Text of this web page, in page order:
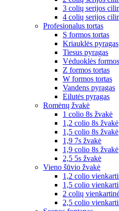
3 colių serijos
4 colių serijos
Profesionalus tortas
S formos tortas
Kriauklės pyragas
Tiesus pyragas
Vėduoklės
Z formos tortas
W formos tortas
Vandens pyragas
Eilutės pyragas
Romėnų žvakė
1 colio 8s žvakė
1,2 colio 8s žvakė
1,5 colio 8s žvakė
1,9 7s žvakė
1,9 colio 8s žvakė
2,5 5s žvakė
Vieno šūvio žvakė
1,2 colio
1,5 colio
2 colių
2,5 colio